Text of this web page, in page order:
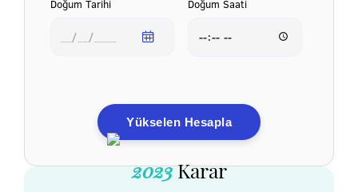
Doğum Tarihi Doğum Saati
Yükselen Hesapla
2023Karar